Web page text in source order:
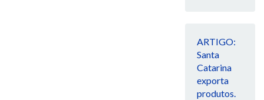
ARTIGO:
Santa
Catarina
exporta
produtos.